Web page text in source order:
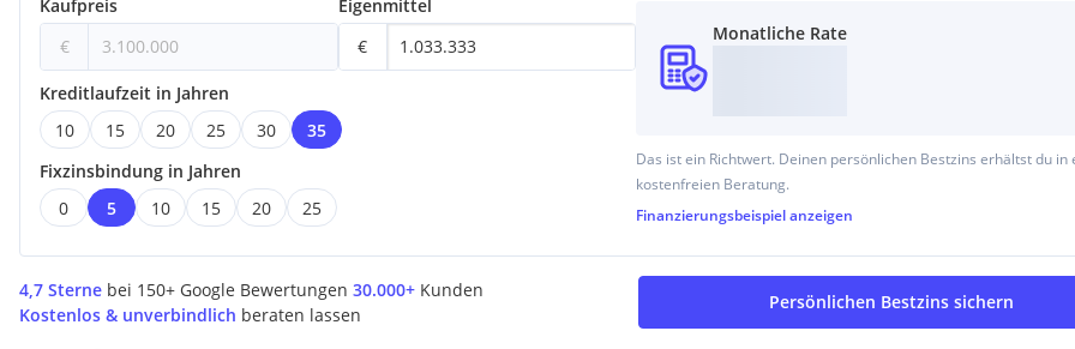
Kaufpreis
€
Eigenmittel
€
Kreditlaufzeit in Jahren
10
15 20 25 30
35
Fixzinsbindung in Jahren
0
5 10 15 20 25
Monatliche Rate
Das ist ein Richtwert. Deinen persönlichen Bestzins erhältst du in
kostenfreien Beratung.
Finanzierungsbeispielanzeigen
4,7 Sterne bei 150+ Google Bewertungen 30.000+ Kunden
Kostenlos & unverbindlich beraten lassen
Persönlichen Bestzins sichern